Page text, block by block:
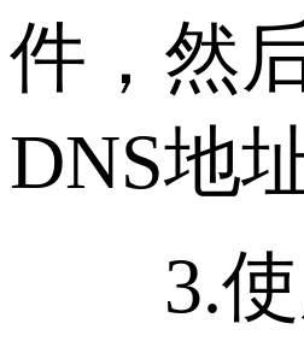
件，然
DNS地
3.使用